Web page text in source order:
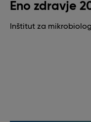
Eno zdravje
Inštitut za